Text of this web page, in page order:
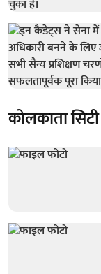
कोलकाता सिटी